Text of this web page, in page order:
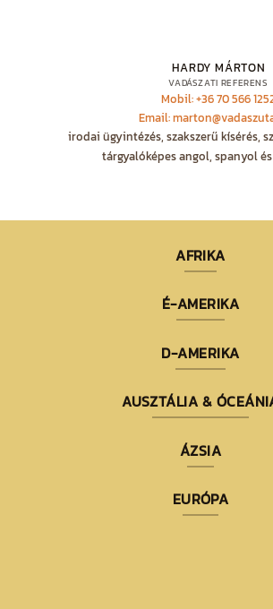
HARDY MÁRTON
VADÁSZATI REFERENS
Mobil: +36 70 566
Email:
irodai ügyintézés, szakszerű kísérés,
tárgyalóképes angol, spanyol
AFRIKA
É-AMERIKA
D-AMERIKA
AUSZTÁLIA &
ÁZSIA
EURÓPA